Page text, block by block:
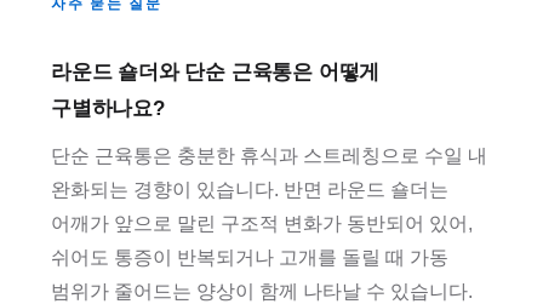
라운드 숄더와 단순 근육통은 어떻게
구별하나요?
단순 근육통은 충분한 휴식과 스트레칭으로 수일 내
완화되는 경향이 있습니다. 반면 라운드 숄더는
어깨가 앞으로 말린 구조적 변화가 동반되어 있어,
쉬어도 통증이 반복되거나 고개를 돌릴 때 가동
범위가 줄어드는 양상이 함께 나타날 수 있습니다.